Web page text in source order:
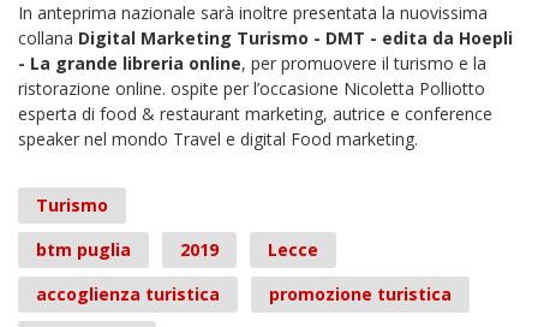
In anteprima nazionale sarà inoltre presentata la nuovissima
collana Digital Marketing Turismo - DMT - edita da Hoepli
- La grande libreria online, per promuovere il turismo e la
ristorazione online. ospite per l’occasione Nicoletta Polliotto
esperta di food & restaurant marketing, autrice e conference
speaker nel mondo Travel e digital Food marketing.
Turismo
btm puglia
2019
Lecce
accoglienza turistica
promozione turistica